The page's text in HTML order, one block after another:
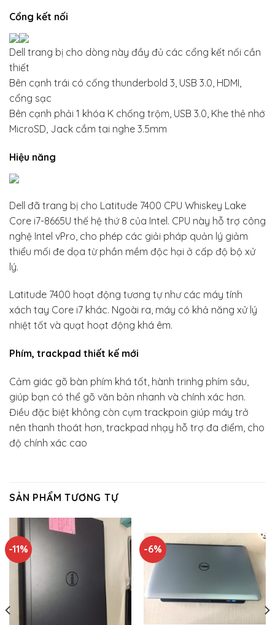
Cổng kết nối
Dell trang bị cho dòng này đầy đủ các cổng kết nối cần
thiết
Bên cạnh trái có cống thunderbold 3, USB 3.0, HDMI,
cổng sạc
Bên cạnh phải 1 khóa K chống trộm, USB 3.0, Khe thẻ nhớ
MicroSD, Jack cắm tai nghe 3.5mm
Hiệu năng
Dell đã trang bị cho Latitude 7400 CPU Whiskey Lake
Core i7-8665U thế hệ thứ 8 của Intel. CPU này hỗ trợ công
nghệ Intel vPro, cho phép các giải pháp quản lý giảm
thiểu mối đe dọa từ phần mềm độc hại ở cấp độ bộ xử
lý.
Latitude 7400 hoạt động tương tự như các máy tính
xách tay Core i7 khác. Ngoài ra, máy có khả năng xử lý
nhiệt tốt và quạt hoạt động khá êm.
Phím, trackpad thiết kế mới
Cảm giác gõ bàn phím khá tốt, hành trinhg phím sâu,
giúp bạn có thể gõ văn bản nhanh và chính xác hơn.
Điều đặc biệt không còn cụm trackpoin giúp máy trở
nên thanh thoát hơn, trackpad nhạy hỗ trợ đa điểm, cho
độ chính xác cao
SẢN PHẨM TƯƠNG TỰ
-11% -6%